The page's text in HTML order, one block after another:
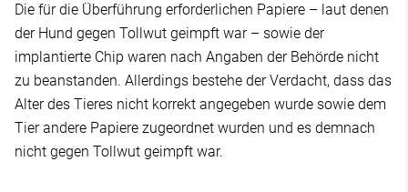
Die für die Überführung erforderlichen Papiere – laut denen
der Hund gegen Tollwut geimpft war – sowie der
implantierte Chip waren nach Angaben der Behörde nicht
zu beanstanden. Allerdings bestehe der Verdacht, dass das
Alter des Tieres nicht korrekt angegeben wurde sowie dem
Tier andere Papiere zugeordnet wurden und es demnach
nicht gegen Tollwut geimpft war.